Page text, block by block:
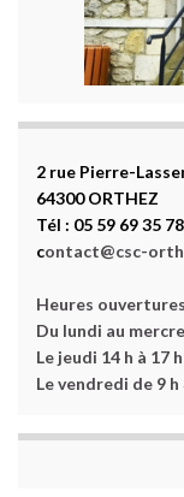
2 rue Pierre-
64300 ORTHEZ
Tél : 05 59 69 35 78
contact@csc-
Heures
Du lundi au
Le jeudi 14 h à 17
Le vendredi de 9 h